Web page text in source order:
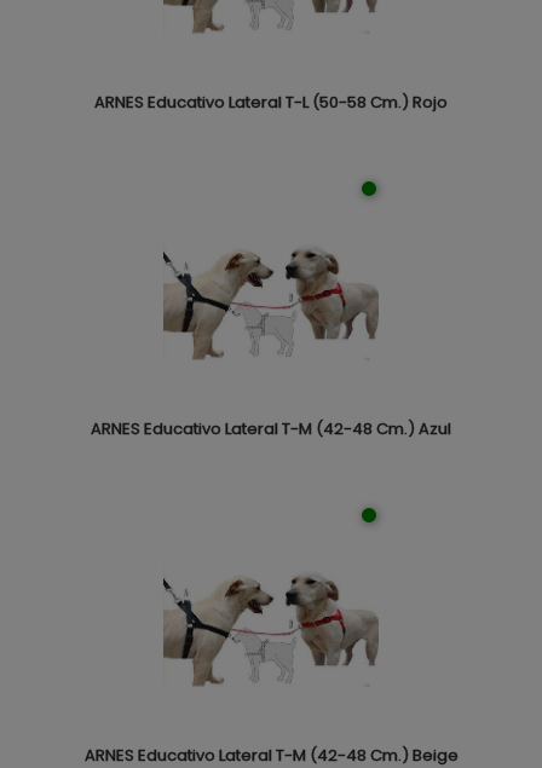
ARNES Educativo Lateral T-L (50-58 Cm.) Rojo
ARNES Educativo Lateral T-M (42-48 Cm.) Azul
ARNES Educativo Lateral T-M (42-48 Cm.) Beige